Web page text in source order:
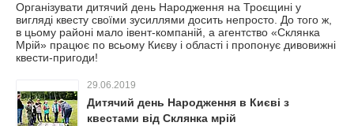
Організувати дитячий день Народження на Троєщині у
вигляді квесту своїми зусиллями досить непросто. До того ж,
в цьому районі мало івент-компаній, а агентство «Склянка
Мрій» працює по всьому Києву і області і пропонує дивовижні
квести-пригоди!
29.06.2019
Дитячий день Народження в Києві з
квестами від Склянка мрій